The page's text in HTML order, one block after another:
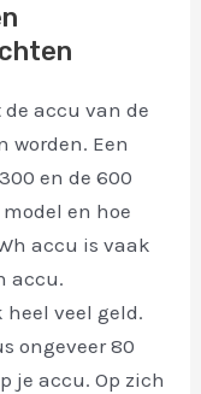
accu van de
worden. Een
en de 600
en hoe
accu is vaak
accu.
veel geld.
ongeveer 80
je accu. Op zich